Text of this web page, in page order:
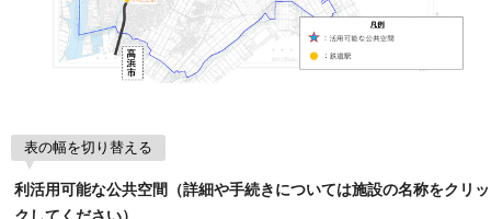
表の幅を切り替える
利活用可能な公共空間（詳細や手続きについては施設の名称をクリッ